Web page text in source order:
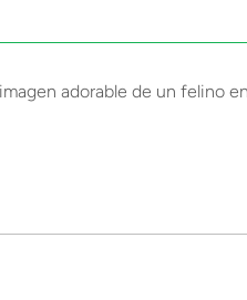
adorable de un felino